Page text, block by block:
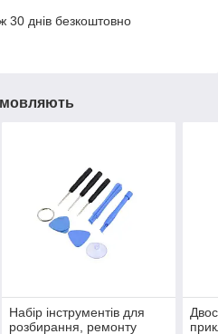
30 днів безкоштовно
Набір інструментів для
розбирання, ремонту